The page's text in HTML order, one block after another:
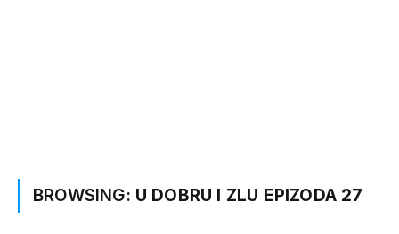
BROWSING: U DOBRU I ZLU EPIZODA 27